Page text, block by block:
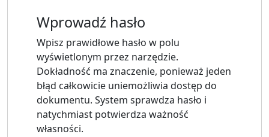
Wprowadź hasło
Wpisz prawidłowe hasło w polu
wyświetlonym przez narzędzie.
Dokładność ma znaczenie, ponieważ jeden
błąd całkowicie uniemożliwia dostęp do
dokumentu. System sprawdza hasło i
natychmiast potwierdza ważność
własności.